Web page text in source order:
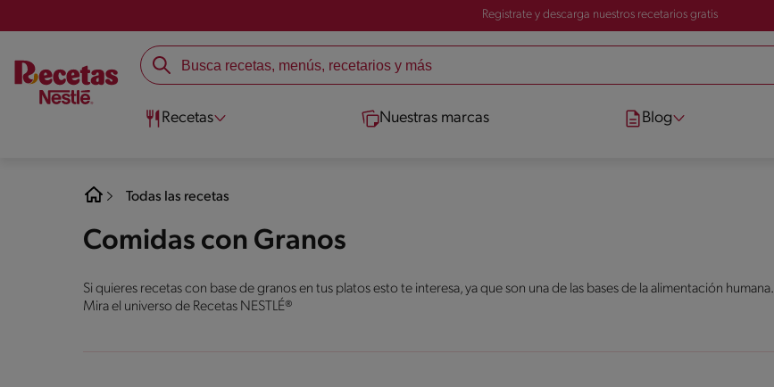
Registrate y descarga nuestros recetarios gratis
Recetas Nuestras marcas Blog
Todas las recetas
Comidas con Granos
Si quieres recetas con base de granos en tus platos esto te interesa, ya que son una de las bases de la alimentación humana.
Mira el universo de Recetas NESTLÉ®